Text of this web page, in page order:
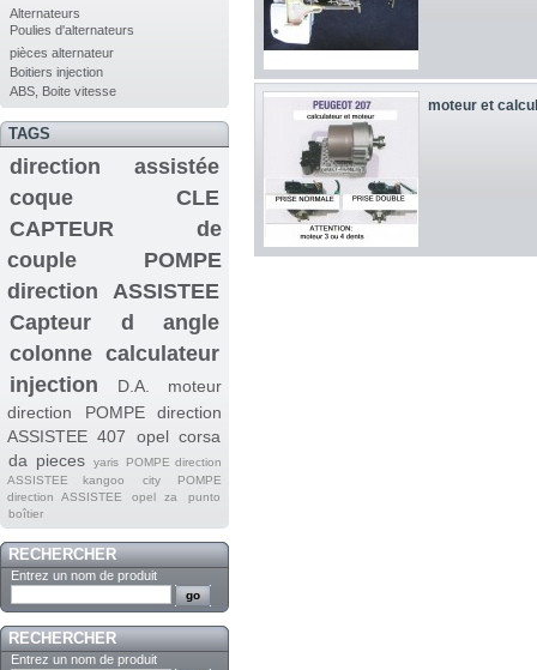
Alternateurs
Poulies d'alternateurs
pièces alternateur
Boitiers injection
ABS, Boite vitesse
TAGS
direction assistée
coque CLE
CAPTEUR de
couple
POMPE
direction ASSISTEE
Capteur d angle
colonne calculateur
injection
D.A.
moteur
direction
POMPE direction
ASSISTEE 407
opel corsa
da pieces yaris
POMPE direction
ASSISTEE kangoo
city
POMPE
direction ASSISTEE opel za
punto
boîtier
RECHERCHER
Entrez un nom de produit
RECHERCHER
Entrez un nom de produit
moteur et